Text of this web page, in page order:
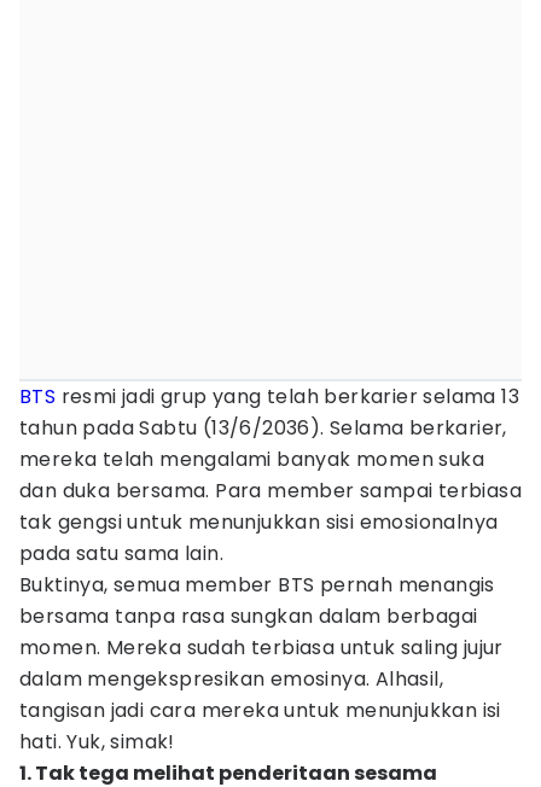
BTS resmi jadi grup yang telah berkarier selama 13
tahun pada Sabtu (13/6/2036). Selama berkarier,
mereka telah mengalami banyak momen suka
dan duka bersama. Para member sampai terbiasa
tak gengsi untuk menunjukkan sisi emosionalnya
pada satu sama lain.
Buktinya, semua member BTS pernah menangis
bersama tanpa rasa sungkan dalam berbagai
momen. Mereka sudah terbiasa untuk saling jujur
dalam mengekspresikan emosinya. Alhasil,
tangisan jadi cara mereka untuk menunjukkan isi
hati. Yuk, simak!
1. Tak tega melihat penderitaan sesama